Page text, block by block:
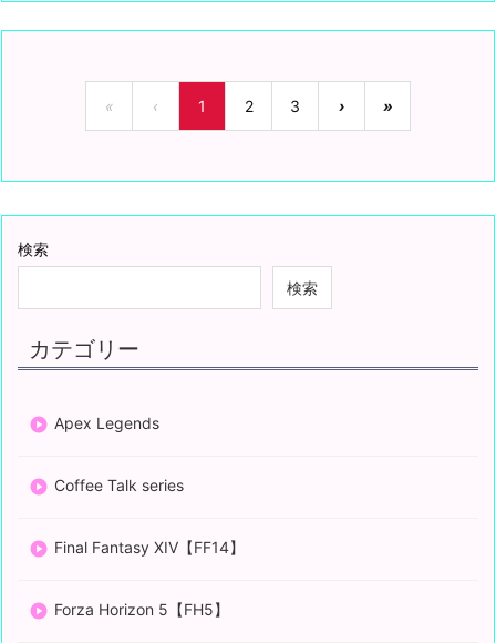
« ‹ 1 2 3 › »
検索
検索
カテゴリー
Apex Legends
Coffee Talk series
Final Fantasy XIV【FF14】
Forza Horizon 5【FH5】